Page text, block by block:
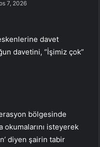
7, 2026
davet
davetini, “İşimiz çok”
bölgesinde
isteyerek
diyen şairin tabir